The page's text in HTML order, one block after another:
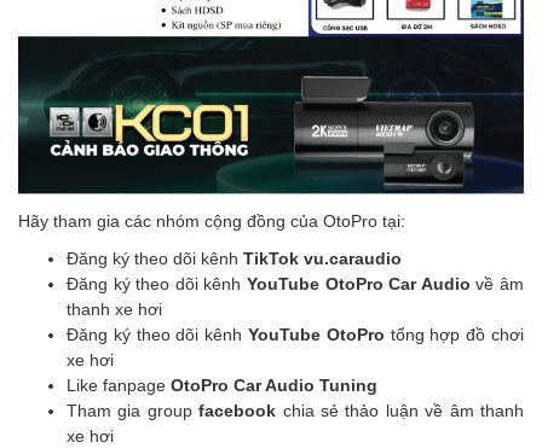
Hãy tham gia các nhóm cộng đồng của OtoPro tại:
Đăng ký theo dõi kênh TikTok vu.caraudio
Đăng ký theo dõi kênh YouTube OtoPro Car Audio về âm
thanh xe hơi
Đăng ký theo dõi kênh YouTube OtoPro tổng hợp đồ chơi
xe hơi
Like fanpage OtoPro Car Audio Tuning
Tham gia groupfacebook chia sẻ thảo luận về âm thanh
xe hơi